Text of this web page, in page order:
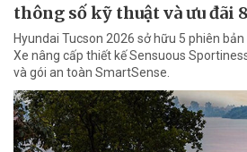
thông số kỹ thuật và ưu đãi
Hyundai Tucson 2026 sở hữu 5 phiên
Xe nâng cấp thiết kế Sensuous
và gói an toàn SmartSense.